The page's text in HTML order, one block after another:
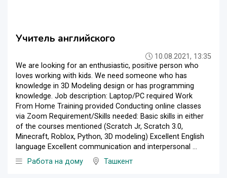
Учитель английского
10.08.2021, 13:35
We are looking for an enthusiastic, positive person who
loves working with kids. We need someone who has
knowledge in 3D Modeling design or has programming
knowledge. Job description: Laptop/PC required Work
From Home Training provided Conducting online classes
via Zoom Requirement/Skills needed: Basic skills in either
of the courses mentioned (Scratch Jr, Scratch 3.0,
Minecraft, Roblox, Python, 3D modeling) Excellent English
language Excellent communication and interpersonal ...
Работа на дому
Ташкент